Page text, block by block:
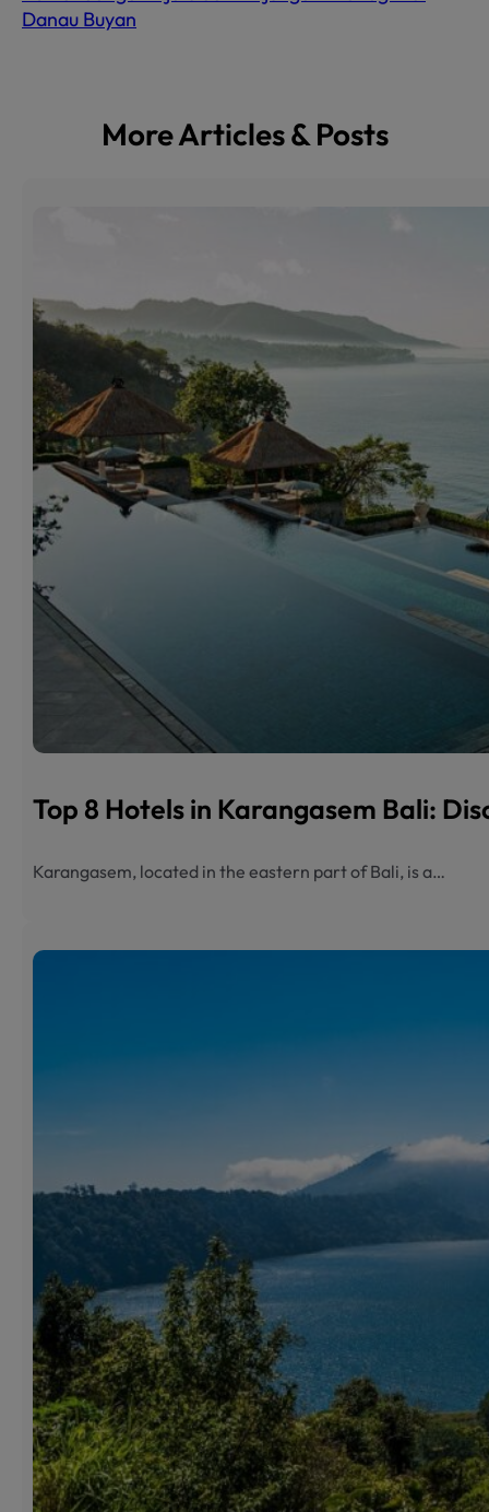
Danau Buyan
More Articles & Posts
Top 8 Hotels in Karangasem Bali:
Karangasem, located in the eastern part of Bali, is a…